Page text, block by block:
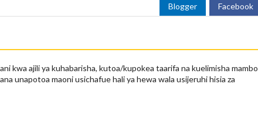
Blogger Facebook
kwa ajili ya kuhabarisha, kutoa/kupokea taarifa na kuelimisha mambo
unapotoa maoni usichafue hali ya hewa wala usijeruhi hisia za